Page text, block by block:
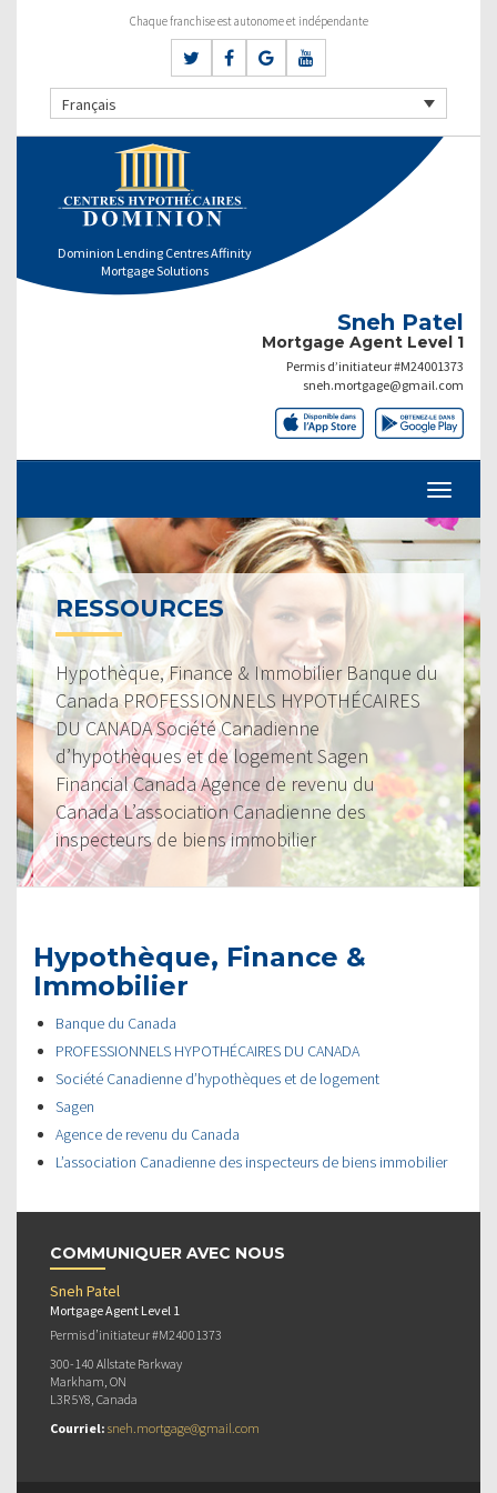
Chaque franchise est autonome et indépendante
Français
Dominion Lending Centres Affinity
Mortgage Solutions
Sneh Patel
Mortgage Agent Level 1
Permis d’initiateur #M24001373
sneh.mortgage@gmail.com
RESSOURCES
Hypothèque, Finance & Immobilier Banque du
Canada PROFESSIONNELS HYPOTHÉCAIRES
DU CANADA Société Canadienne
d’hypothèques et de logement Sagen
Financial Canada Agence de revenu du
Canada L’association Canadienne des
inspecteurs de biens immobilier
Hypothèque, Finance &
Immobilier
Banque du Canada
PROFESSIONNELS HYPOTHÉCAIRES DU CANADA
Société Canadienne d’hypothèques et de logement
Sagen
Agence de revenu du Canada
L’association Canadienne des inspecteurs de biens immobilier
COMMUNIQUER AVEC NOUS
Sneh Patel
Mortgage Agent Level 1
Permis d’initiateur #M24001373
300-140 Allstate Parkway
Markham, ON
L3R 5Y8, Canada
Courriel: sneh.mortgage@gmail.com